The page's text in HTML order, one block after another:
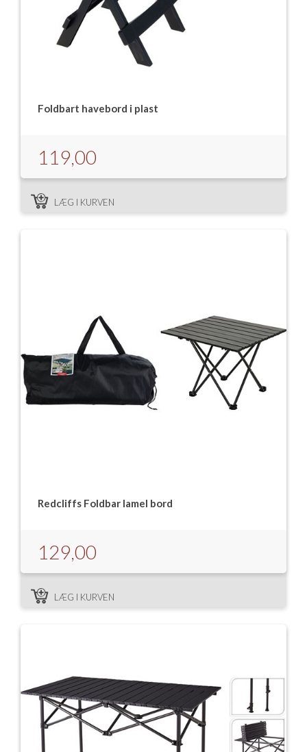
Foldbart havebord i plast
119,00
LÆG I KURVEN
Redcliffs Foldbar lamel bord
129,00
LÆG I KURVEN